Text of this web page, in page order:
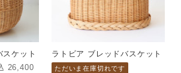
ケット
26,400
ラトビア ブレッドバスケット
ただいま在庫切れです